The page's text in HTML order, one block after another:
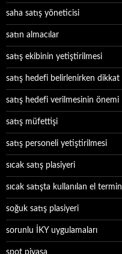
saha satış yöneticisi
satın almacılar
satış ekibinin yetiştirilmesi
satış hedefi belirlenirken
satış hedefi verilmesinin önemi
satış müfettişi
satış personeli yetiştirilmesi
sıcak satış plasiyeri
sıcak satışta kullanılan el
soğuk satış plasiyeri
sorunlu İKY uygulamaları
spot piyasa